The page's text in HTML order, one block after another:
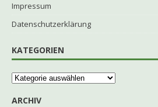
Impressum
Datenschutzerklärung
KATEGORIEN
ARCHIV